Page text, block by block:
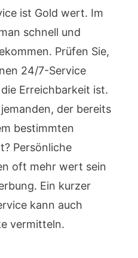
ist Gold wert. Im
schnell und
Prüfen Sie,
24/7-Service
Erreichbarkeit ist.
der bereits
bestimmten
Persönliche
oft mehr wert sein
Ein kurzer
kann auch
vermitteln.